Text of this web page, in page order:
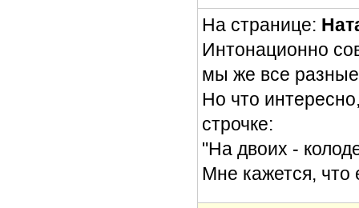
На странице:
Интонационно
мы же все
Но что
строчке:
"На двоих -
Мне кажется,